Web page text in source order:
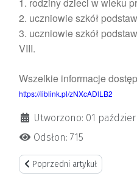
2. uczniowie szkół
3. uczniowie szkół
VIII.
Wszelkie informacje
https://liblink.pl/zNXcADlLB2
Utworzono: 01
Odsłon: 715
Poprzedni artykuł: III edycja
Poprzedni artykuł